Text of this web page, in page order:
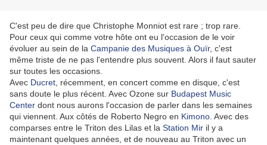
C'est peu de dire que Christophe Monniot est rare ; trop rare.
Pour ceux qui comme votre hôte ont eu l'occasion de le voir
évoluer au sein de la Campanie des Musiques à Ouïr, c'est
même triste de ne pas l'entendre plus souvent. Alors il faut sauter
sur toutes les occasions.
Avec Ducret , récemment, en concert comme en disque, c'est
sans doute le plus récent. Avec Ozone sur Budapest Music
Center dont nous aurons l'occasion de parler dans les semaines
qui viennent. Aux côtés de Roberto Negro en Kimono . Avec des
comparses entre le Triton des Lilas et la Station Mir il y a
maintenant quelques années, et de nouveau au Triton avec un